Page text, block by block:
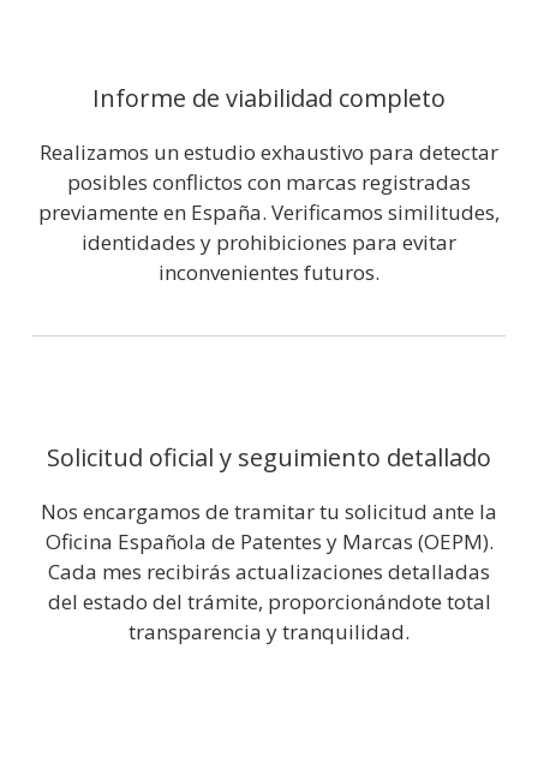
Informe de viabilidad completo
Realizamos un estudio exhaustivo para detectar
posibles conflictos con marcas registradas
previamente en España. Verificamos similitudes,
identidades y prohibiciones para evitar
inconvenientes futuros.
Solicitud oficial y seguimiento detallado
Nos encargamos de tramitar tu solicitud ante la
Oficina Española de Patentes y Marcas (OEPM).
Cada mes recibirás actualizaciones detalladas
del estado del trámite, proporcionándote total
transparencia y tranquilidad.